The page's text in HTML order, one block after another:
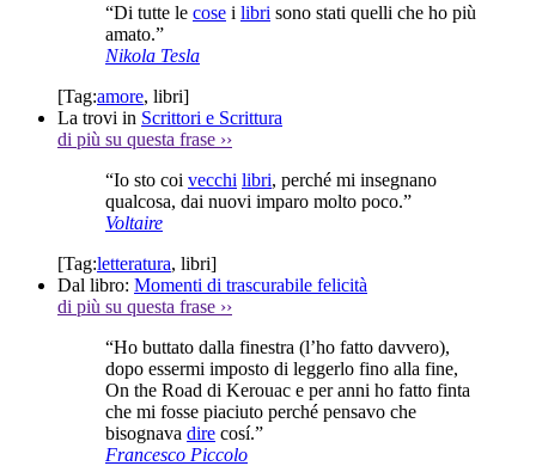
“Di tutte le cose i libri sono stati quelli che ho più
amato.”
Nikola Tesla
[Tag:amore, libri]
La trovi in Scrittori e Scrittura
di più su questa frase ››
“Io sto coi vecchi libri, perché mi insegnano
qualcosa, dai nuovi imparo molto poco.”
Voltaire
[Tag:letteratura, libri]
Dal libro: Momenti di trascurabile felicità
di più su questa frase ››
“Ho buttato dalla finestra (l’ho fatto davvero),
dopo essermi imposto di leggerlo fino alla fine,
On the Road di Kerouac e per anni ho fatto finta
che mi fosse piaciuto perché pensavo che
bisognava dire cosí.”
Francesco Piccolo